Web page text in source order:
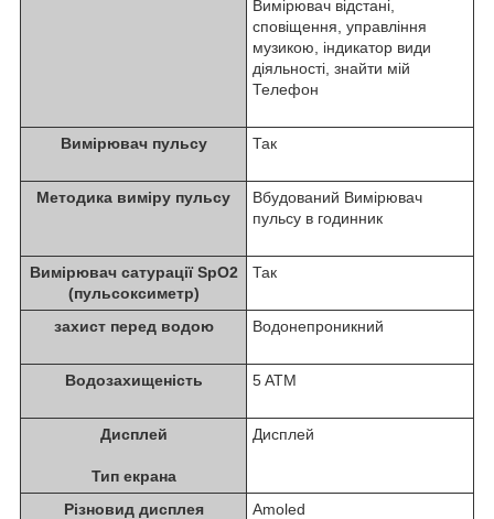
Вимірювач відстані,
сповіщення, управління
музикою, індикатор види
діяльності, знайти мій
Телефон
Вимірювач пульсу Так
Методика виміру пульсу
Вбудований Вимірювач
пульсу в годинник
Вимірювач сатурації SpO2
(пульсоксиметр)
Так
захист перед водою Водонепроникний
Водозахищеність 5 ATM
Дисплей
Тип екрана
Дисплей
Різновид дисплея Amoled